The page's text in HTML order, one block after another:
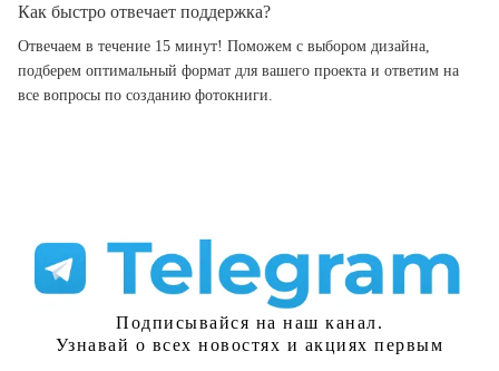
Как быстро отвечает поддержка?
Отвечаем в течение 15 минут! Поможем с выбором дизайна,
подберем оптимальный формат для вашего проекта и ответим на
все вопросы по созданию фотокниги.
Подписывайся на наш канал.
Узнавай о всех новостях и акциях первым